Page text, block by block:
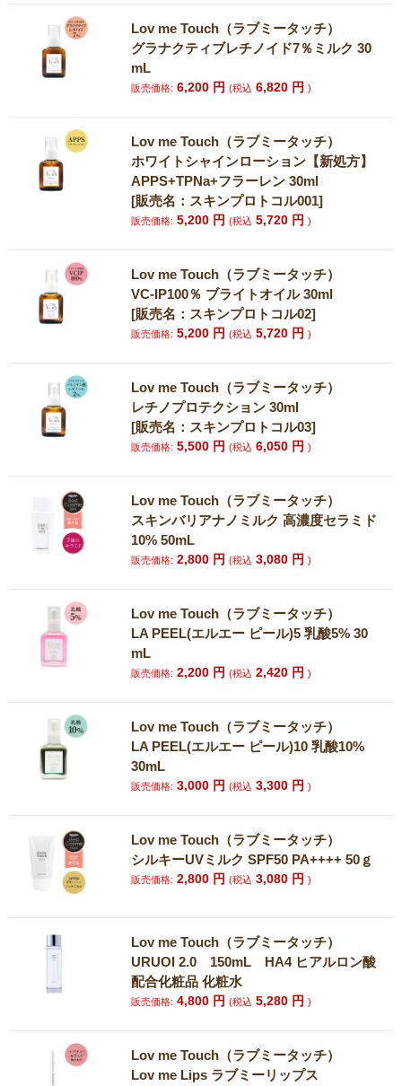
Lov me Touch（ラブミータッチ）
グラナクティブレチノイド7％ミルク 30
mL
販売価格: 6,200 円(税込 6,820 円)
Lov me Touch（ラブミータッチ）
ホワイトシャインローション【新処方】
APPS+TPNa+フラーレン 30ml
[販売名：スキンプロトコル001]
販売価格: 5,200 円(税込 5,720 円)
Lov me Touch（ラブミータッチ）
VC-IP100％ ブライトオイル 30ml
[販売名：スキンプロトコル02]
販売価格: 5,200 円(税込 5,720 円)
Lov me Touch（ラブミータッチ）
レチノプロテクション 30ml
[販売名：スキンプロトコル03]
販売価格: 5,500 円(税込 6,050 円)
Lov me Touch（ラブミータッチ）
スキンバリアナノミルク 高濃度セラミド
10% 50mL
販売価格: 2,800 円(税込 3,080 円)
Lov me Touch（ラブミータッチ）
LA PEEL(エルエー ピール)5 乳酸5% 30
mL
販売価格: 2,200 円(税込 2,420 円)
Lov me Touch（ラブミータッチ）
LA PEEL(エルエー ピール)10 乳酸10%
30mL
販売価格: 3,000 円(税込 3,300 円)
Lov me Touch（ラブミータッチ）
シルキーUVミルク SPF50 PA++++ 50ｇ
販売価格: 2,800 円(税込 3,080 円)
Lov me Touch（ラブミータッチ）
URUOI 2.0 150mL HA4 ヒアルロン酸
配合化粧品 化粧水
販売価格: 4,800 円(税込 5,280 円)
Lov me Touch（ラブミータッチ）
Lov me Lips ラブミーリップス